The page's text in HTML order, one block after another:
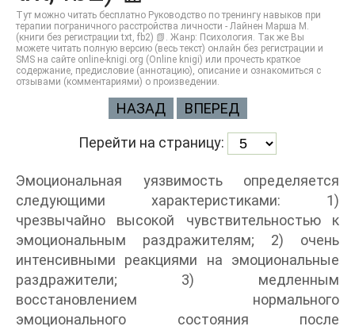
Тут можно читать бесплатно Руководство по тренингу навыков при
терапии пограничного расстройства личности - Лайнен Марша М.
(книги без регистрации txt, fb2) 📗. Жанр: Психология. Так же Вы
можете читать полную версию (весь текст) онлайн без регистрации и
SMS на сайте online-knigi.org (Online knigi) или прочесть краткое
содержание, предисловие (аннотацию), описание и ознакомиться с
отзывами (комментариями) о произведении.
НАЗАД ВПЕРЕД
Перейти на страницу:
Эмоциональная уязвимость определяется
следующими характеристиками: 1)
чрезвычайно высокой чувствительностью к
эмоциональным раздражителям; 2) очень
интенсивными реакциями на эмоциональные
раздражители; 3) медленным
восстановлением нормального
эмоционального состояния после